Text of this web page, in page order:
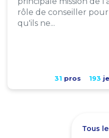
rôle de conseiller
qu'ils ne...
31 pros 193
Tous